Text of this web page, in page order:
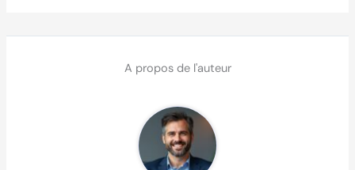
A propos de l'auteur